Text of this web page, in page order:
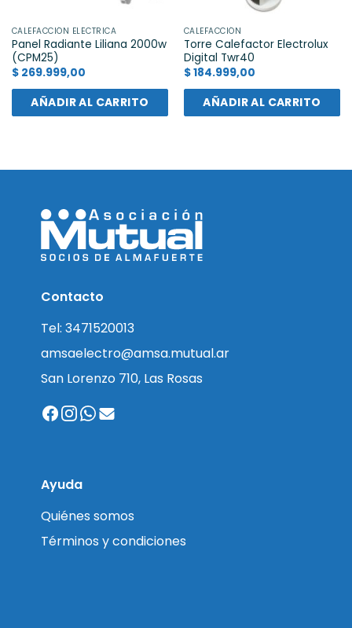
CALEFACCIÓN ELÉCTRICA
Panel Radiante Liliana 2000w
(CPM25)
$269.999,00
AÑADIR AL CARRITO
CALEFACCIÓN
Torre Calefactor Electrolux
Digital Twr40
$184.999,00
AÑADIR AL CARRITO
Contacto
Tel: 3471520013
amsaelectro@amsa.mutual.ar
San Lorenzo 710, Las Rosas
Ayuda
Quiénes somos
Términos y condiciones